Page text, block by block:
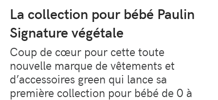
La collection pour bébé Paulin
Signature végétale
Coup de cœur pour cette toute
nouvelle marque de vêtements et
d’accessoires green qui lance sa
première collection pour bébé de 0 à